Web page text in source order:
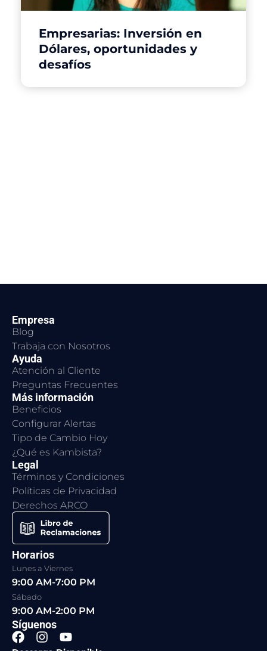
Empresarias: Inversión en
Dólares, oportunidades y
desafíos
Empresa
Blog
Trabaja con Nosotros
Ayuda
Atención al Cliente
Preguntas Frecuentes
Más información
Beneficios
Configurar Alertas
Tipo de Cambio Hoy
¿Qué es Kambista?
Legal
Términos y Condiciones
Políticas de Privacidad
Derechos ARCO
Horarios
Lunes a Viernes
9:00 AM-7:00 PM
Sábado
9:00 AM-2:00 PM
Síguenos
F
I
Y